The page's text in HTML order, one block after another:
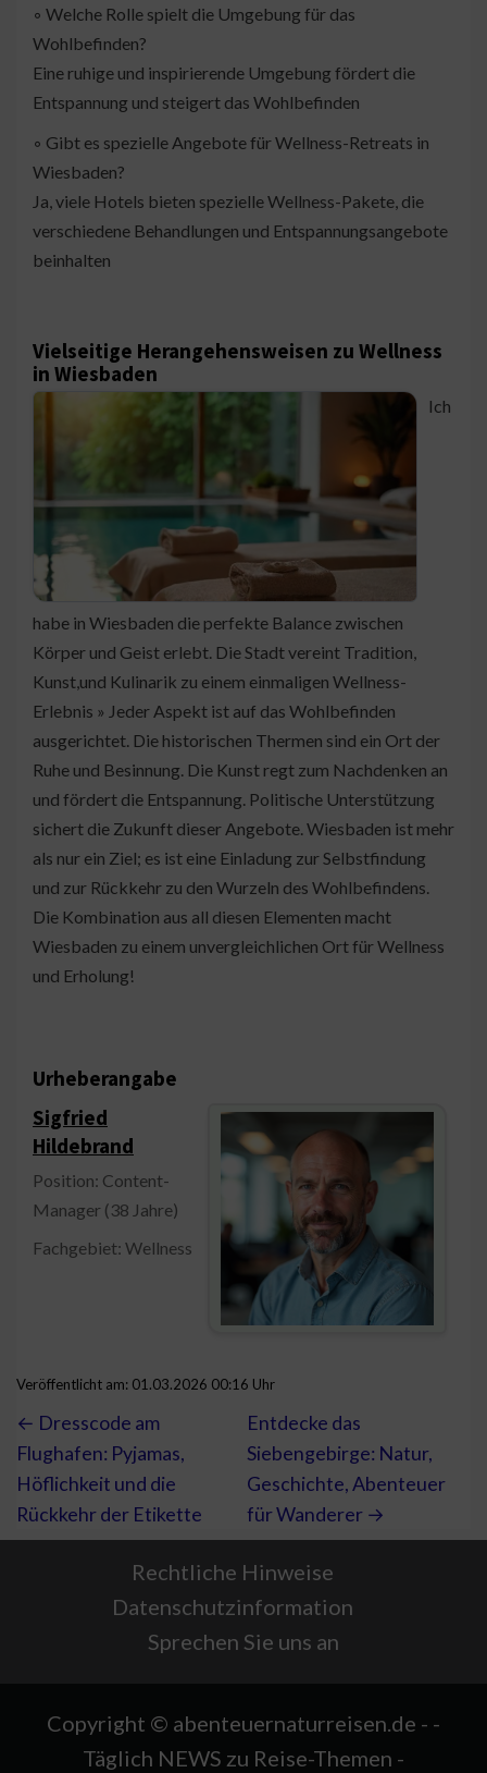
◦ Welche Rolle spielt die Umgebung für das
Wohlbefinden?
Eine ruhige und inspirierende Umgebung fördert die
Entspannung und steigert das Wohlbefinden
◦ Gibt es spezielle Angebote für Wellness-Retreats in
Wiesbaden?
Ja, viele Hotels bieten spezielle Wellness-Pakete, die
verschiedene Behandlungen und Entspannungsangebote
beinhalten
Vielseitige Herangehensweisen zu Wellness
in Wiesbaden
Ich
habe in Wiesbaden die perfekte Balance zwischen
Körper und Geist erlebt. Die Stadt vereint Tradition,
Kunst,und Kulinarik zu einem einmaligen Wellness-
Erlebnis » Jeder Aspekt ist auf das Wohlbefinden
ausgerichtet. Die historischen Thermen sind ein Ort der
Ruhe und Besinnung. Die Kunst regt zum Nachdenken an
und fördert die Entspannung. Politische Unterstützung
sichert die Zukunft dieser Angebote. Wiesbaden ist mehr
als nur ein Ziel; es ist eine Einladung zur Selbstfindung
und zur Rückkehr zu den Wurzeln des Wohlbefindens.
Die Kombination aus all diesen Elementen macht
Wiesbaden zu einem unvergleichlichen Ort für Wellness
und Erholung!
Urheberangabe
Sigfried
Hildebrand
Position: Content-
Manager (38 Jahre)
Fachgebiet: Wellness
Veröffentlicht am: 01.03.2026 00:16 Uhr
← Dresscode am
Flughafen: Pyjamas,
Höflichkeit und die
Rückkehr der Etikette
Entdecke das
Siebengebirge: Natur,
Geschichte, Abenteuer
für Wanderer →
Rechtliche Hinweise
Datenschutzinformation
Sprechen Sie uns an
Copyright © abenteuernaturreisen.de - -
Täglich NEWS zu Reise-Themen -